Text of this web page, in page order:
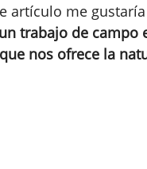
artículo me
trabajo de
nos ofrece la